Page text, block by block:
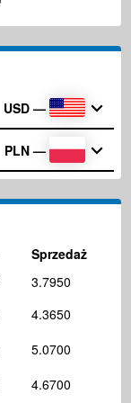
USD —
PLN —
Sprzedaż
3.7950
4.3650
5.0700
4.6700